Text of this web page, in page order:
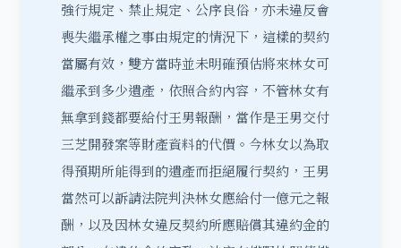
強行規定、禁止規定、公序良俗，亦未違反會
喪失繼承權之事由規定的情況下，這樣的契約
當屬有效，雙方當時並未明確預估將來林女可
繼承到多少遺產，依照合約內容，不管林女有
無拿到錢都要給付王男報酬，當作是王男交付
三芝開發案等財產資料的代價。今林女以為取
得預期所能得到的遺產而拒絕履行契約，王男
當然可以訴請法院判決林女應給付一億元之報
酬，以及因林女違反契約所應賠償其違約金的